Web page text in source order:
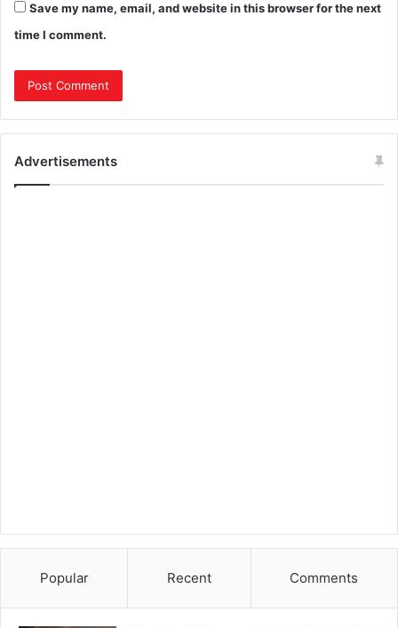
Save my name, email, and website in this browser for the next
time I comment.
Advertisements
Popular Recent Comments